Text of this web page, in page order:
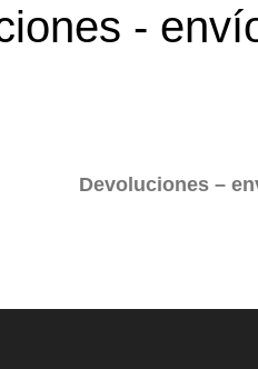
-
Devoluciones –